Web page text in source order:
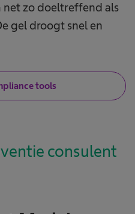
zo doeltreffend als
gel droogt snel en
tools
consulent